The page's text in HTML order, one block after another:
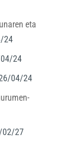
eta
24
24
04/24
02/27